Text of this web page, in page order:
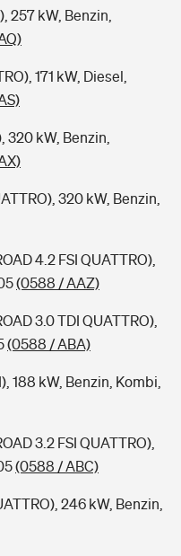
257 kW, Benzin,
171 kW, Diesel,
320 kW, Benzin,
320 kW, Benzin,
4.2 FSI QUATTRO),
(0588 / AAZ)
3.0 TDI QUATTRO),
(0588 / ABA)
188 kW, Benzin, Kombi,
3.2 FSI QUATTRO),
(0588 / ABC)
246 kW, Benzin,